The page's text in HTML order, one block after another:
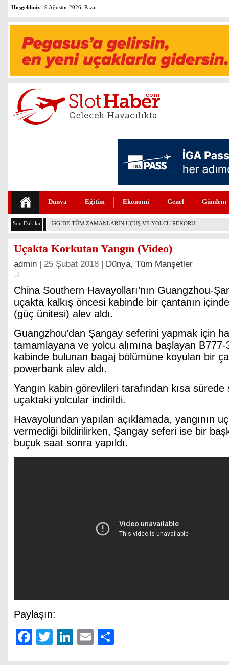
Hoşgeldiniz 9 Ağustos 2026, Pazar
Dünya Eğitim Ekonomi Genel Gündem
Son Dakika THY’DE TÜM ZAMANLARIN REKORU
Uçakta Korkutan Yangın (Video)
admin | 25 Şubat 2018 | Dünya, Tüm Manşetler
China Southern Havayolları’nın Guangzhou-
uçakta kalkış öncesi kabinde bir çantanın
(güç ünitesi) alev aldı.
Guangzhou’dan Şangay seferini yapmak için
tamamlayana ve yolcu alımına başlayan
kabinde bulunan bagaj bölümüne koyulan bir
powerbank alev aldı.
Yangın kabin görevlileri tarafından kısa
uçaktaki yolcular indirildi.
Havayolundan yapılan açıklamada, yangının
vermediği bildirilirken, Şangay seferi ise bir
buçuk saat sonra yapıldı.
Paylaşın:
Facebook
TwitterLinkedIn
Email